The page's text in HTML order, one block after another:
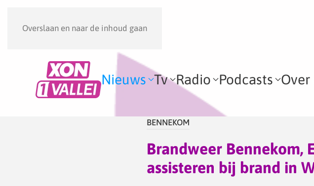
Overslaan en naar de inhoud gaan
Nieuws Tv Radio Podcasts Over
BENNEKOM
Brandweer Bennekom,
assisteren bij brand in